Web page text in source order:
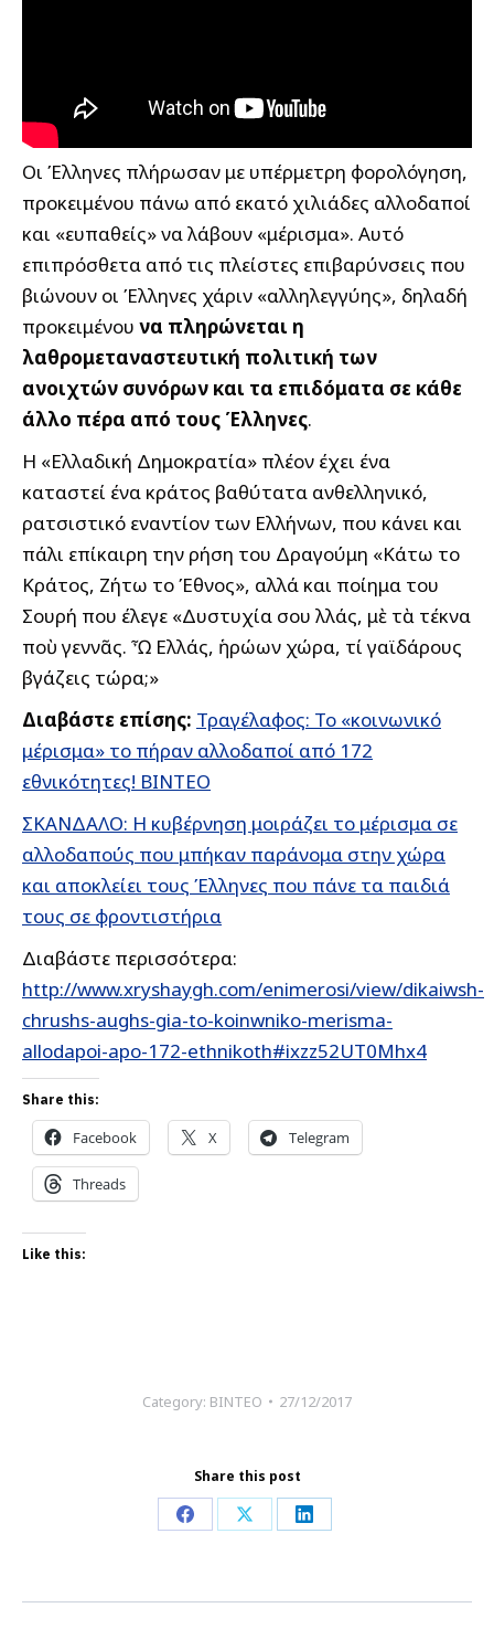
Οι Έλληνες πλήρωσαν με υπέρμετρη φορολόγηση,
προκειμένου πάνω από εκατό χιλιάδες αλλοδαποί
και «ευπαθείς» να λάβουν «μέρισμα». Αυτό
επιπρόσθετα από τις πλείστες επιβαρύνσεις που
βιώνουν οι Έλληνες χάριν «αλληλεγγύης», δηλαδή
προκειμένου να πληρώνεται η
λαθρομεταναστευτική πολιτική των
ανοιχτών συνόρων και τα επιδόματα σε κάθε
άλλο πέρα από τους Έλληνες.
Η «Ελλαδική Δημοκρατία» πλέον έχει ένα
καταστεί ένα κράτος βαθύτατα ανθελληνικό,
ρατσιστικό εναντίον των Ελλήνων, που κάνει και
πάλι επίκαιρη την ρήση του Δραγούμη «Κάτω το
Κράτος, Ζήτω το Έθνος», αλλά και ποίημα του
Σουρή που έλεγε «Δυστυχία σου Ἑλλάς, μὲ τὰ τέκνα
ποὺ γεννᾶς. Ὦ Ελλάς, ἡρώων χώρα, τί γαϊδάρους
βγάζεις τώρα;»
Διαβάστε επίσης: Τραγέλαφος: Το «κοινωνικό
μέρισμα» το πήραν αλλοδαποί από 172
εθνικότητες! ΒΙΝΤΕΟ
ΣΚΑΝΔΑΛΟ: Η κυβέρνηση μοιράζει το μέρισμα σε
αλλοδαπούς που μπήκαν παράνομα στην χώρα
και αποκλείει τους Έλληνες που πάνε τα παιδιά
τους σε φροντιστήρια
Διαβάστε περισσότερα:
http://www.xryshaygh.com/enimerosi/view/dikaiwsh-
chrushs-aughs-gia-to-koinwniko-merisma-
allodapoi-apo-172-ethnikoth#ixzz52UT0Mhx4
Share this:
Facebook X Telegram
Threads
Like this:
Category: ΒΙΝΤΕΟ 27/12/2017
Share this post
Share
Facebook
Share
X
Share
LinkedIn